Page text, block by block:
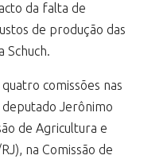
da falta de
de produção das
Schuch.
comissões nas
Jerônimo
de Agricultura e
na Comissão de